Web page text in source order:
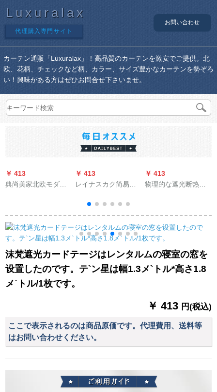
Luxuralax
代理購入専門サイト
お問い合わせ
カーテン通販「Luxuralax」！高品質のカーテンを激安でご提供。北
欧、花柄、チェックなど柄、カラー、サイズ豊かなカーテンを勢ぞろ
い！興味がある方はぜひお問合せ下さいませ。
￥ 413
典尚美家北欧モダン
テーン新商品既製カ
ーターテーテ寝室出
窓オダカーターテー
ターテーリングリン
グテーリングリング
リングリングリング
リングリングリング
リングリングライン
￥ 413
レイナスカク简易既
缩棒をプレゼントす
るものです。完全に
遮光したレーベン寝
室のレンタールムッ
シュがショーンがな
いコットン阳毛カー
テージが1.5*1.8メト
￥ 413
物理的な遮光断热カ
グリングテ`ンンンン
ンシンドロ`ムショー
ショーショーショー
テーン寝室ベルン出
窓既製カーターテー
ジ幅2.0高2.7片浅黄
沫梵遮光カードテージはレンタルムの寝室の窓を
设置したのです。テ`ン星は幅1.3メ`トル*高さ1.8
メ`トル/1枚です。
￥ 413 円(税込)
ここで表示されるのは商品原価です。代理費用、送料等
はお問い合わせください。